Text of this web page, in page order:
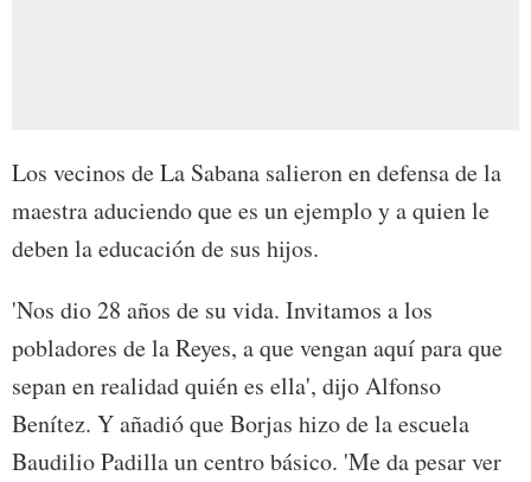
Los vecinos de La Sabana salieron en defensa de la
maestra aduciendo que es un ejemplo y a quien le
deben la educación de sus hijos.
'Nos dio 28 años de su vida. Invitamos a los
pobladores de la Reyes, a que vengan aquí para que
sepan en realidad quién es ella', dijo Alfonso
Benítez. Y añadió que Borjas hizo de la escuela
Baudilio Padilla un centro básico. 'Me da pesar ver